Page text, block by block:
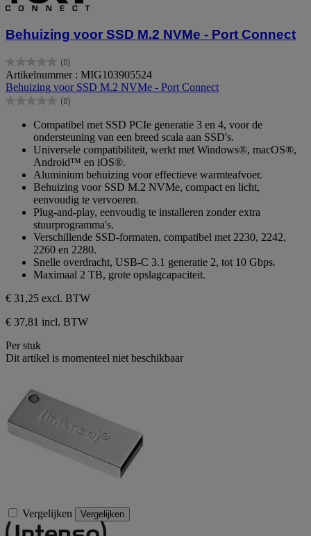
Behuizing voor SSD M.2 NVMe - Port Connect
(0)
0.0
van
de
5
Artikelnummer : MIG103905524
Behuizing voor SSD M.2 NVMe - Port Connect
(0)
0.0
sterren.
Compatibel met SSD PCIe generatie 3 en 4, voor de
ondersteuning van een breed scala aan SSD's.
Universele compatibiliteit, werkt met Windows®, macOS®,
Android™ en iOS®.
Aluminium behuizing voor effectieve warmteafvoer.
Behuizing voor SSD M.2 NVMe, compact en licht,
eenvoudig te vervoeren.
Plug-and-play, eenvoudig te installeren zonder extra
stuurprogramma's.
Verschillende SSD-formaten, compatibel met 2230, 2242,
2260 en 2280.
Snelle overdracht, USB-C 3.1 generatie 2, tot 10 Gbps.
Maximaal 2 TB, grote opslagcapaciteit.
€ 31,25 excl. BTW
€ 37,81 incl. BTW
Per stuk
Dit artikel is momenteel niet beschikbaar
Vergelijken Vergelijken